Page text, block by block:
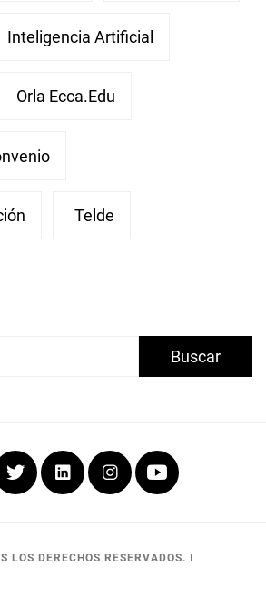
Inteligencia Artificial
Orla Ecca.edu
Telde
LinkedinInstagramYoutube
LOS DERECHOS RESERVADOS. |